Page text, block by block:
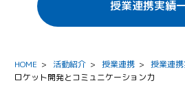
授業連携実績
HOME > 活動紹介 > 授業連携 > 授業連
ロケット開発とコミュニケーション力